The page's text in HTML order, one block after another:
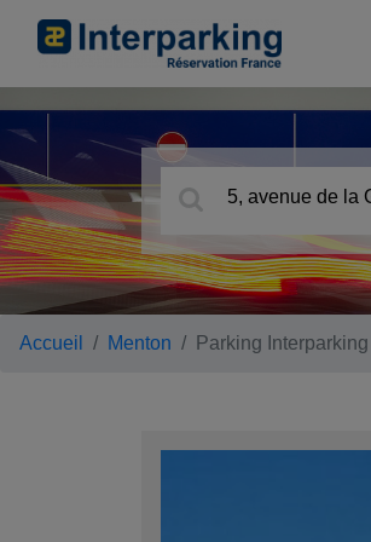
Accueil Menton Parking